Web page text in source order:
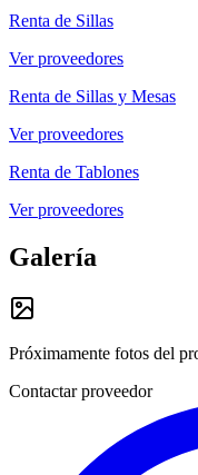
Renta de Sillas
Ver proveedores
Renta de Sillas y Mesas
Ver proveedores
Renta de Tablones
Ver proveedores
Galería
Próximamente fotos del
Contactar proveedor